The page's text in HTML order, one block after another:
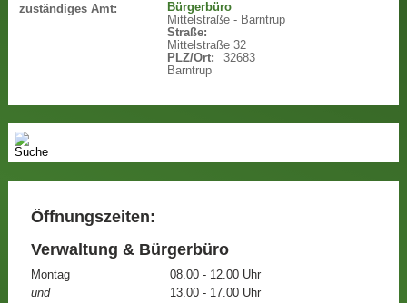
zuständiges Amt:
Bürgerbüro
Mittelstraße - Barntrup
Straße:
Mittelstraße 32
PLZ/Ort:
32683
Barntrup
Öffnungszeiten:
Verwaltung & Bürgerbüro
Montag
08.00 - 12.00 Uhr
und
13.00 - 17.00 Uhr